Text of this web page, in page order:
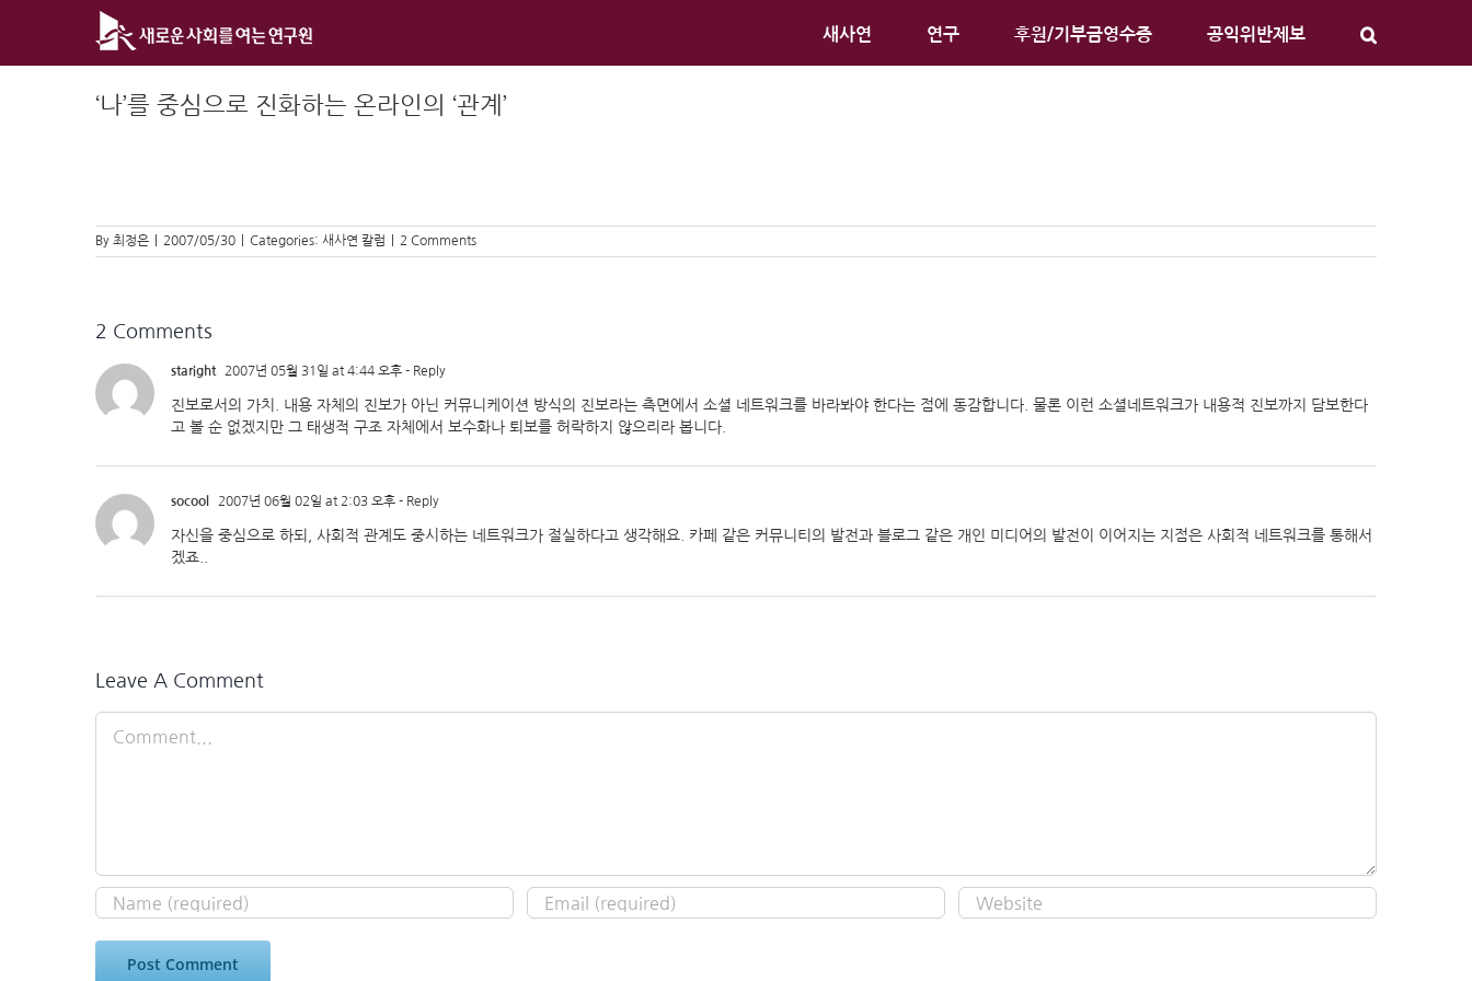
새사연 연구 후원/기부금영수증 공익위반제보
‘나’를 중심으로 진화하는 온라인의 ‘관계’
By 최정은 2007/05/30 Categories: 새사연 칼럼 2 Comments
2 Comments
staright 2007년 05월 31일 at 4:44 오후 - Reply
진보로서의 가치. 내용 자체의 진보가 아닌 커뮤니케이션 방식의 진보라는 측면에서 소셜 네트워크를 바라봐야 한다는 점에 동감합니다. 물론 이런 소셜네트워크가 내용적 진보까지 담보한다
고 볼 순 없겠지만 그 태생적 구조 자체에서 보수화나 퇴보를 허락하지 않으리라 봅니다.
socool 2007년 06월 02일 at 2:03 오후 - Reply
자신을 중심으로 하되, 사회적 관계도 중시하는 네트워크가 절실하다고 생각해요. 카페 같은 커뮤니티의 발전과 블로그 같은 개인 미디어의 발전이 이어지는 지점은 사회적 네트워크를 통해서
겠죠..
Leave A Comment